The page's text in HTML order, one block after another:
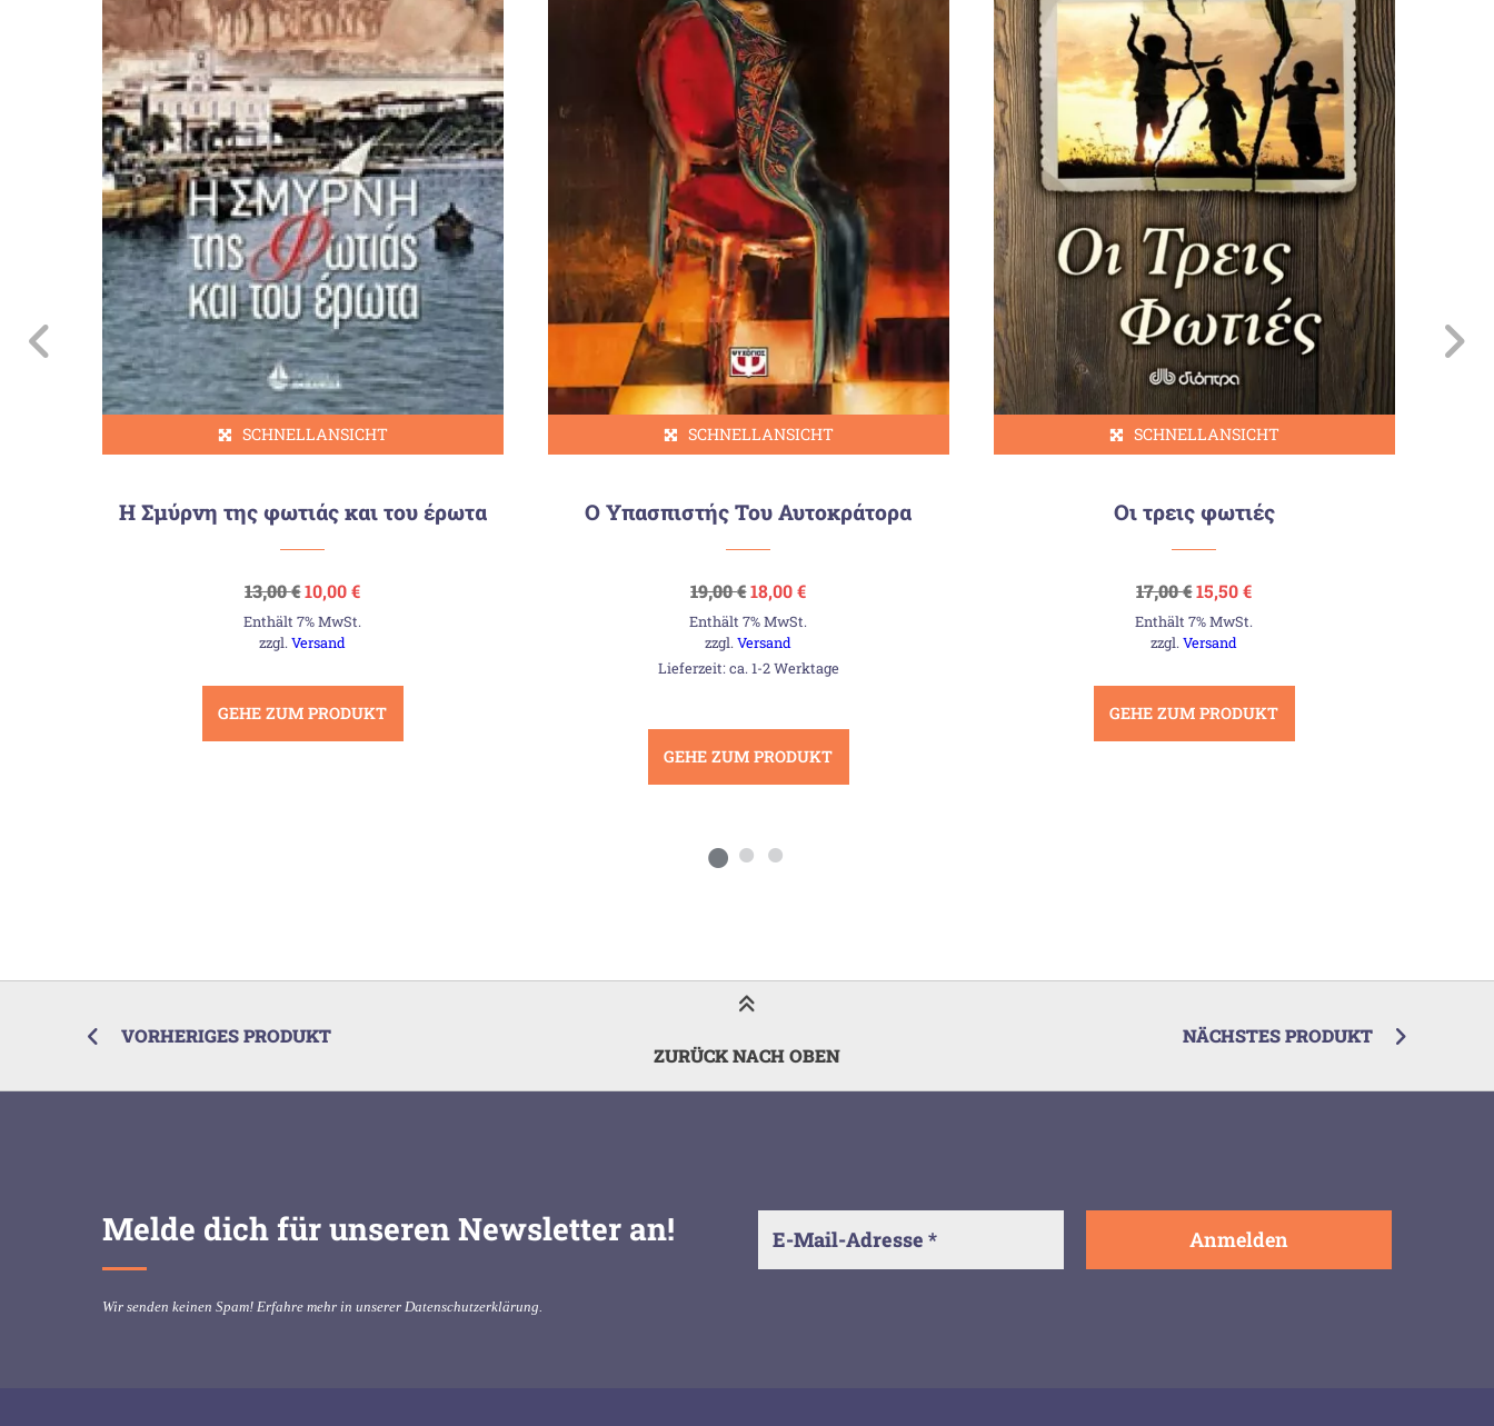
SCHNELLANSICHT
Η Σμύρνη της φωτιάς και του έρωτα
13,00€Ursprünglicher
Preis
war:
13,00 €
10,00€Aktueller
ist:
Enthält 7% MwSt.
zzgl.Versand
GEHE ZUM PRODUKT
SCHNELLANSICHT
Ο Υπασπιστής Του Αυτοκράτορα
19,00€Ursprünglicher
Preis
war:
19,00 €
18,00€Aktueller
ist:
Enthält 7% MwSt.
zzgl.Versand
Lieferzeit: ca. 1-2 Werktage
GEHE ZUM PRODUKT
SCHNELLANSICHT
Οι τρεις φωτιές
17,00€Ursprünglicher
Preis
war:
17,00 €
15,50€Aktueller
ist:
Enthält 7% MwSt.
zzgl.Versand
GEHE ZUM PRODUKT
VORHERIGES PRODUKT
NÄCHSTES PRODUKT
ZURÜCK NACH OBEN
Melde dich für unseren Newsletter an!
Wir senden keinen Spam! Erfahre mehr in unserer Datenschutzerklärung.